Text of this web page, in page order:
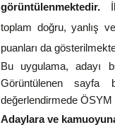
görüntülenmektedir.
toplam doğru, yanlış
puanları da
Bu uygulama, adayı
Görüntülenen sayfa
değerlendirmede ÖSYM
Adaylara ve